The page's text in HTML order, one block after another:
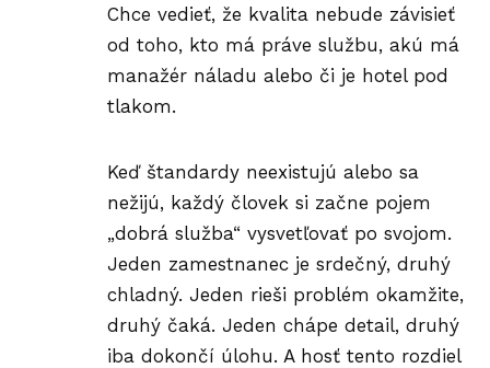
Chce vedieť, že kvalita nebude závisieť
od toho, kto má práve službu, akú má
manažér náladu alebo či je hotel pod
tlakom.
Keď štandardy neexistujú alebo sa
nežijú, každý človek si začne pojem
„dobrá služba“ vysvetľovať po svojom.
Jeden zamestnanec je srdečný, druhý
chladný. Jeden rieši problém okamžite,
druhý čaká. Jeden chápe detail, druhý
iba dokončí úlohu. A hosť tento rozdiel